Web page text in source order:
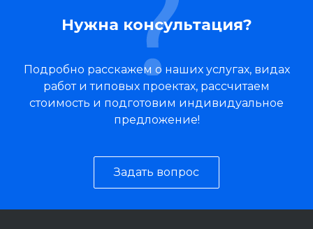
Нужна консультация?
Подробно расскажем о наших услугах, видах
работ и типовых проектах, рассчитаем
стоимость и подготовим индивидуальное
предложение!
Задать вопрос